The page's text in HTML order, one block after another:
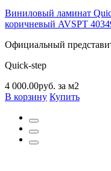
Виниловый ламинат
коричневый AVSPT
Официальный
Quick-step
4 000.00руб. за м2
В корзину Купить